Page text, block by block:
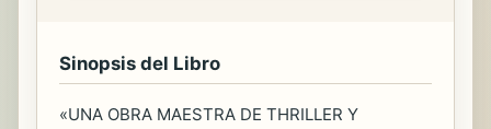
Sinopsis del Libro
«UNA OBRA MAESTRA DE THRILLER Y